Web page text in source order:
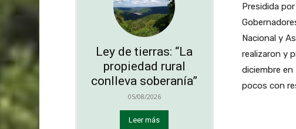
Ley de tierras: “La
propiedad rural
conlleva soberanía”
05/08/2026
Leer más
Presidida
Nacional y
realizaron y
diciembre
pocos con